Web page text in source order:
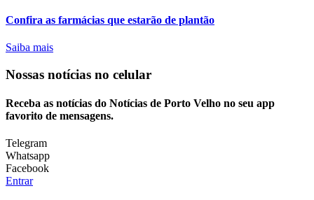
Confira as farmácias que estarão de plantão
Saiba mais
Nossas notícias no celular
Receba as notícias do Notícias de Porto Velho no seu app
favorito de mensagens.
Telegram
Whatsapp
Facebook
Entrar